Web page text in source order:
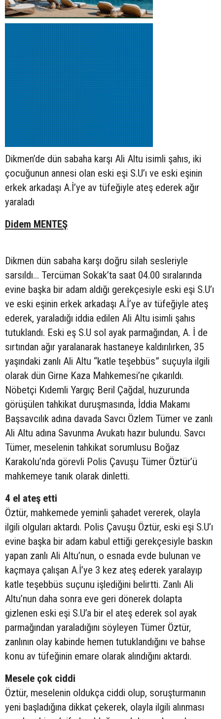
Dikmen’de dün sabaha karşı Ali Altu isimli şahıs, iki
çocuğunun annesi olan eski eşi S.U’ı ve eski eşinin
erkek arkadaşı A.İ’ye av tüfeğiyle ateş ederek ağır
yaraladı
Didem MENTEŞ
Dikmen dün sabaha karşı doğru silah sesleriyle
sarsıldı... Tercüman Sokak’ta saat 04.00 sıralarında
evine başka bir adam aldığı gerekçesiyle eski eşi S.U’ı
ve eski eşinin erkek arkadaşı A.İ’ye av tüfeğiyle ateş
ederek, yaraladığı iddia edilen Ali Altu isimli şahıs
tutuklandı. Eski eş S.U sol ayak parmağından, A. İ de
sırtından ağır yaralanarak hastaneye kaldırılırken, 35
yaşındaki zanlı Ali Altu “katle teşebbüs” suçuyla ilgili
olarak dün Girne Kaza Mahkemesi’ne çıkarıldı.
Nöbetçi Kıdemli Yargıç Beril Çağdal, huzurunda
görüşülen tahkikat duruşmasında, İddia Makamı
Başsavcılık adına davada Savcı Özlem Tümer ve zanlı
Ali Altu adına Savunma Avukatı hazır bulundu. Savcı
Tümer, meselenin tahkikat sorumlusu Boğaz
Karakolu’nda görevli Polis Çavuşu Tümer Öztür’ü
mahkemeye tanık olarak dinletti.
4 el ateş etti
Öztür, mahkemede yeminli şahadet vererek, olayla
ilgili olguları aktardı. Polis Çavuşu Öztür, eski eşi S.U’ı
evine başka bir adam kabul ettiği gerekçesiyle baskın
yapan zanlı Ali Altu’nun, o esnada evde bulunan ve
kaçmaya çalışan A.İ’ye 3 kez ateş ederek yaralayıp
katle teşebbüs suçunu işlediğini belirtti. Zanlı Ali
Altu’nun daha sonra eve geri dönerek dolapta
gizlenen eski eşi S.U’a bir el ateş ederek sol ayak
parmağından yaraladığını söyleyen Tümer Öztür,
zanlının olay kabinde hemen tutuklandığını ve bahse
konu av tüfeğinin emare olarak alındığını aktardı.
Mesele çok ciddi
Öztür, meselenin oldukça ciddi olup, soruşturmanın
yeni başladığına dikkat çekerek, olayla ilgili alınması